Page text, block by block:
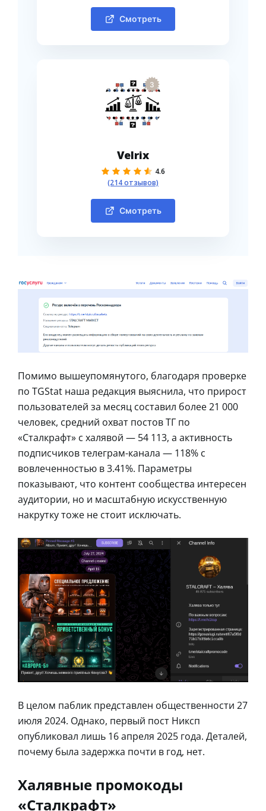
Смотреть
3
Velrix
4.6
(214 отзывов)
Смотреть
Помимо вышеупомянутого, благодаря проверке
по TGStat наша редакция выяснила, что прирост
пользователей за месяц составил более 21 000
человек, средний охват постов ТГ по
«Сталкрафт» с халявой — 54 113, а активность
подписчиков телеграм-канала — 118% с
вовлеченностью в 3.41%. Параметры
показывают, что контент сообщества интересен
аудитории, но и масштабную искусственную
накрутку тоже не стоит исключать.
В целом паблик представлен общественности 27
июля 2024. Однако, первый пост Никсп
опубликовал лишь 16 апреля 2025 года. Деталей,
почему была задержка почти в год, нет.
Халявные промокоды
«Сталкрафт»